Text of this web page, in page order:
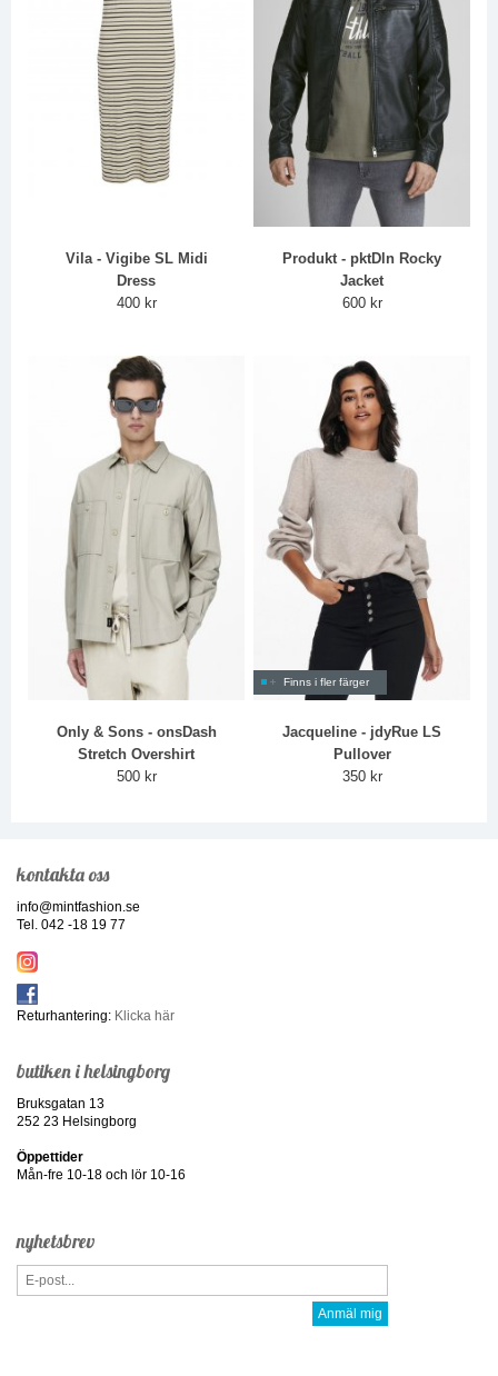
Vila - Vigibe SL Midi
Dress
400 kr
Produkt - pktDln Rocky
Jacket
600 kr
Only & Sons - onsDash
Stretch Overshirt
500 kr
Finns i fler färger
Jacqueline - jdyRue LS
Pullover
350 kr
kontakta oss
info@mintfashion.se
Tel. 042 -18 19 77
Returhantering: Klicka här
butiken i helsingborg
Bruksgatan 13
252 23 Helsingborg
Öppettider
Mån-fre 10-18 och lör 10-16
nyhetsbrev
Anmäl mig